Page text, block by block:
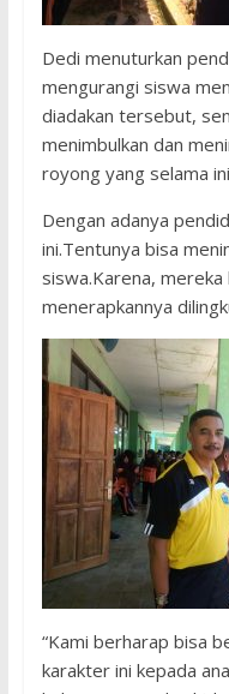
Dedi menuturkan
mengurangi siswa
diadakan tersebut,
menimbulkan dan
royong yang selama
Dengan adanya
ini.Tentunya bisa
siswa.Karena,
menerapkannya
“Kami berharap bisa
karakter ini kepada